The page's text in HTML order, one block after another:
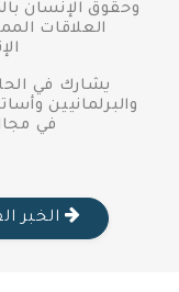
وحقوق الإنسان
العلاقات
يشارك في
والبرلمانيين
في
الخبر